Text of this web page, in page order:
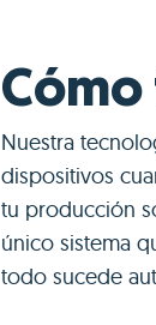
Nuestra
dispositivos
tu producción
único sistema
todo sucede